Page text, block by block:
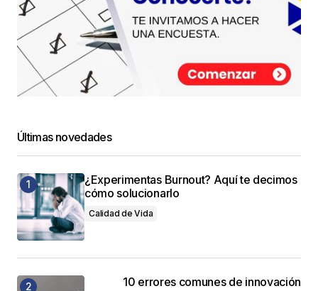
Últimas novedades
¿Experimentas Burnout? Aquí te decimos
cómo solucionarlo
Calidad de Vida
10 errores comunes de innovación